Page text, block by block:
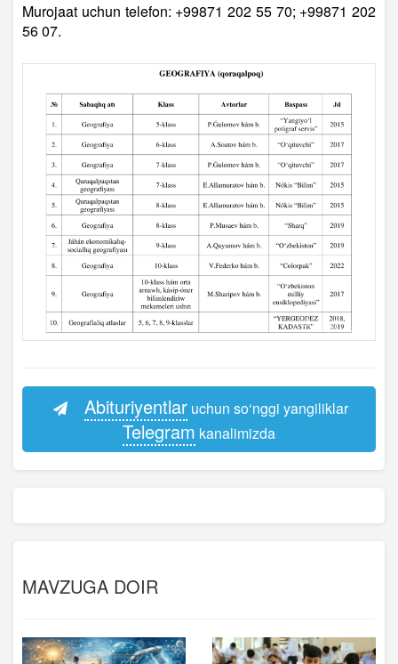
Murojaat uchun telefon: +99871 202 55 70; +99871 202
56 07.
Abituriyentlaruchun so‘nggi yangiliklar
Telegram kanalimizda
MAVZUGA DOIR